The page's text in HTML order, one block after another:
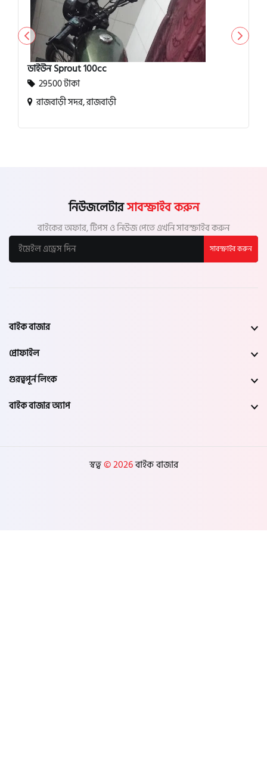
ডাইউন Sprout 100cc
29500 টাকা
রাজবাড়ী সদর, রাজবাড়ী
নিউজলেটারসাবস্ক্রাইব করুন
বাইকের অফার, টিপস ও নিউজ পেতে এখনি সাবস্ক্রাইব করুন
সাবস্ক্রাইব করুন
বাইক বাজার
প্রোফাইল
গুরত্বপূর্ন লিংক
বাইক বাজার অ্যাপ
স্বত্ব© 2026বাইক বাজার